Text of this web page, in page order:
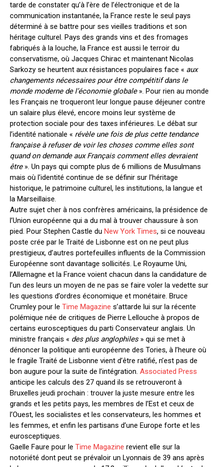
tarde de constater qu’à l’ère de l’électronique et de la
communication instantanée, la France reste le seul pays
déterminé à se battre pour ses vieilles traditions et son
héritage culturel. Pays des grands vins et des fromages
fabriqués à la louche, la France est aussi le terroir du
conservatisme, où Jacques Chirac et maintenant Nicolas
Sarkozy se heurtent aux résistances populaires face « aux
changements nécessaires pour être compétitif dans le
monde moderne de l’économie globale». Pour rien au monde
les Français ne troqueront leur longue pause déjeuner contre
un salaire plus élevé, encore moins leur système de
protection sociale pour des taxes inférieures. Le débat sur
l’identité nationale « révèle une fois de plus cette tendance
française à refuser de voir les choses comme elles sont
quand on demande aux Français comment elles devraient
être». Un pays qui compte plus de 6 millions de Musulmans
mais où l’identité continue de se définir sur l’héritage
historique, le patrimoine culturel, les institutions, la langue et
la Marseillaise.
Autre sujet cher à nos confrères américains, la présidence de
l’Union européenne qui a du mal à trouver chaussure à son
pied. Pour Stephen Castle du New York Times, si ce nouveau
poste crée par le Traité de Lisbonne est on ne peut plus
prestigieux, d’autres portefeuilles influents de la Commission
Européenne sont davantage sollicités. Le Royaume Uni,
l’Allemagne et la France voient chacun dans la candidature de
l’un des leurs un moyen de ne pas se faire voler la vedette sur
les questions d’ordres économique et monétaire. Bruce
Crumley pour le Time Magazine s’attarde lui sur la récente
polémique née de critiques de Pierre Lellouche à propos de
certains eurosceptiques du parti Conservateur anglais. Un
ministre français « des plus anglophiles» qui se met à
dénoncer la politique anti européenne des Tories, à l’heure où
le fragile Traité de Lisbonne vient d’être ratifié, n’est pas de
bon augure pour la suite de l’intégration. Associated Press
anticipe les calculs des 27 quand ils se retrouveront à
Bruxelles jeudi prochain : trouver la juste mesure entre les
grands et les petits pays, les membres de l’Est et ceux de
l’Ouest, les socialistes et les conservateurs, les hommes et
les femmes, et enfin les partisans d’une Europe forte et les
eurosceptiques.
Gaelle Faure pour le Time Magazine revient elle sur la
notoriété dont peut se prévaloir un Lyonnais de 39 ans après